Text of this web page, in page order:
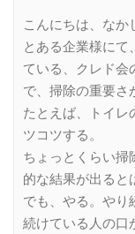
こんにちは、なか
とある企業様にて
ている、クレド会
で、掃除の重要さ
たとえば、トイレ
ツコツする。
ちょっとくらい掃
的な結果が出ると
でも、やる。やり
続けている人の口